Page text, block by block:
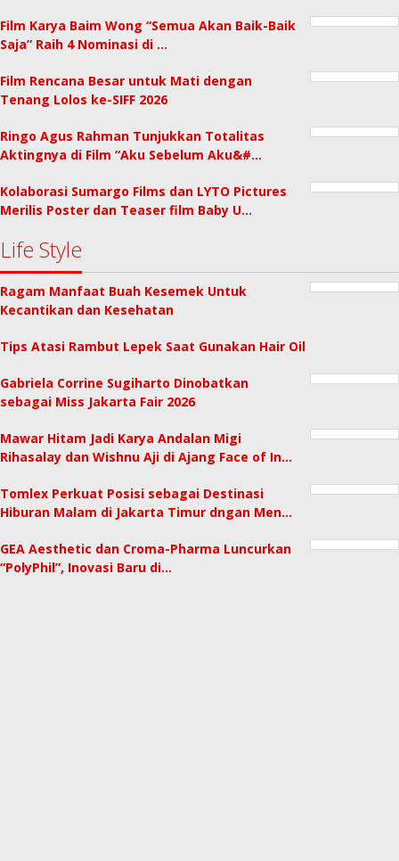
Film Karya Baim Wong “Semua Akan Baik-Baik
Saja” Raih 4 Nominasi di …
Film Rencana Besar untuk Mati dengan
Tenang Lolos ke-SIFF 2026
Ringo Agus Rahman Tunjukkan Totalitas
Aktingnya di Film “Aku Sebelum Aku&#…
Kolaborasi Sumargo Films dan LYTO Pictures
Merilis Poster dan Teaser film Baby U…
Life Style
Ragam Manfaat Buah Kesemek Untuk
Kecantikan dan Kesehatan
Tips Atasi Rambut Lepek Saat Gunakan Hair Oil
Gabriela Corrine Sugiharto Dinobatkan
sebagai Miss Jakarta Fair 2026
Mawar Hitam Jadi Karya Andalan Migi
Rihasalay dan Wishnu Aji di Ajang Face of In…
Tomlex Perkuat Posisi sebagai Destinasi
Hiburan Malam di Jakarta Timur dngan Men…
GEA Aesthetic dan Croma-Pharma Luncurkan
“PolyPhil”, Inovasi Baru di…